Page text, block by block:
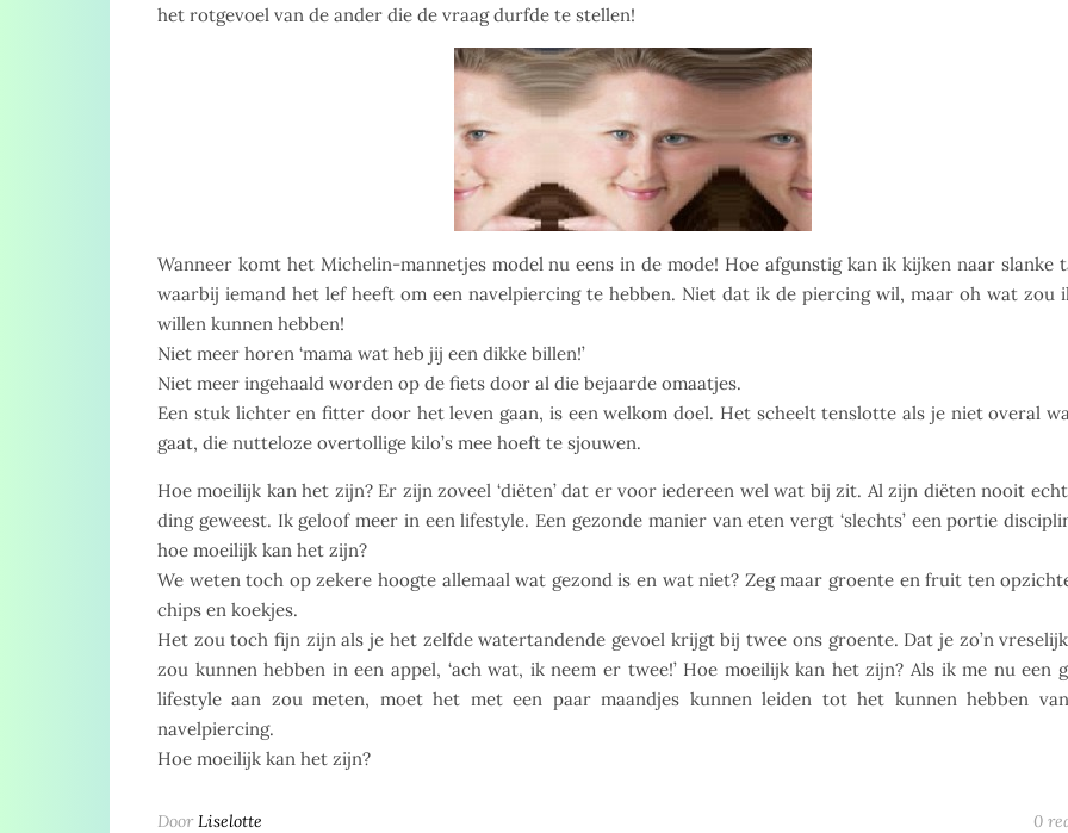
het rotgevoel van de ander die de vraag durfde te stellen!
Wanneer komt het Michelin-mannetjes model nu eens in de mode! Hoe afgunstig kan ik kijken naar slanke
waarbij iemand het lef heeft om een navelpiercing te hebben. Niet dat ik de piercing wil, maar oh wat zou
willen kunnen hebben!
Niet meer horen ‘mama wat heb jij een dikke billen!’
Niet meer ingehaald worden op de fiets door al die bejaarde omaatjes.
Een stuk lichter en fitter door het leven gaan, is een welkom doel. Het scheelt tenslotte als je niet overal
gaat, die nutteloze overtollige kilo’s mee hoeft te sjouwen.
Hoe moeilijk kan het zijn? Er zijn zoveel ‘diëten’ dat er voor iedereen wel wat bij zit. Al zijn diëten nooit
ding geweest. Ik geloof meer in een lifestyle. Een gezonde manier van eten vergt ‘slechts’ een portie
hoe moeilijk kan het zijn?
We weten toch op zekere hoogte allemaal wat gezond is en wat niet? Zeg maar groente en fruit ten
chips en koekjes.
Het zou toch fijn zijn als je het zelfde watertandende gevoel krijgt bij twee ons groente. Dat je zo’n
zou kunnen hebben in een appel, ‘ach wat, ik neem er twee!’ Hoe moeilijk kan het zijn? Als ik me nu een
lifestyle aan zou meten, moet het met een paar maandjes kunnen leiden tot het kunnen hebben
navelpiercing.
Hoe moeilijk kan het zijn?
DoorLiselotte 0